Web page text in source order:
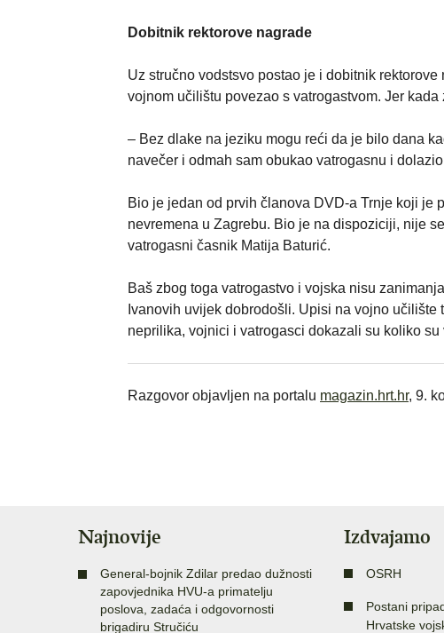
Dobitnik rektorove nagrade
Uz stručno vodstsvo postao je i dobitnik
vojnom učilištu povezao s vatrogastvom. Jer
– Bez dlake na jeziku mogu reći da je bilo dana
navečer i odmah sam obukao vatrogasnu i
Bio je jedan od prvih članova DVD-a Trnje koji je
nevremena u Zagrebu. Bio je na dispoziciji, nije
vatrogasni časnik Matija Baturić.
Baš zbog toga vatrogastvo i vojska nisu
Ivanovih uvijek dobrodošli. Upisi na vojno
neprilika, vojnici i vatrogasci dokazali su koliko
Razgovor objavljen na portalu magazin.hrt.hr, 9.
Najnovije
General-bojnik Zdilar predao dužnosti
zapovjednika HVU-a primatelju
poslova, zadaća i odgovornosti
brigadiru Stručiću
Izdvajamo
OSRH
Postani
Hrvatske